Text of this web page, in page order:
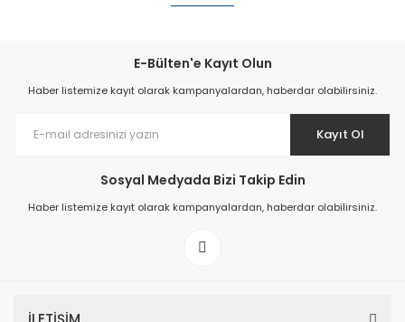
E-Bülten'e Kayıt Olun
Haber listemize kayıt olarak kampanyalardan, haberdar olabilirsiniz.
Kayıt Ol
Sosyal Medyada Bizi Takip Edin
Haber listemize kayıt olarak kampanyalardan, haberdar olabilirsiniz.